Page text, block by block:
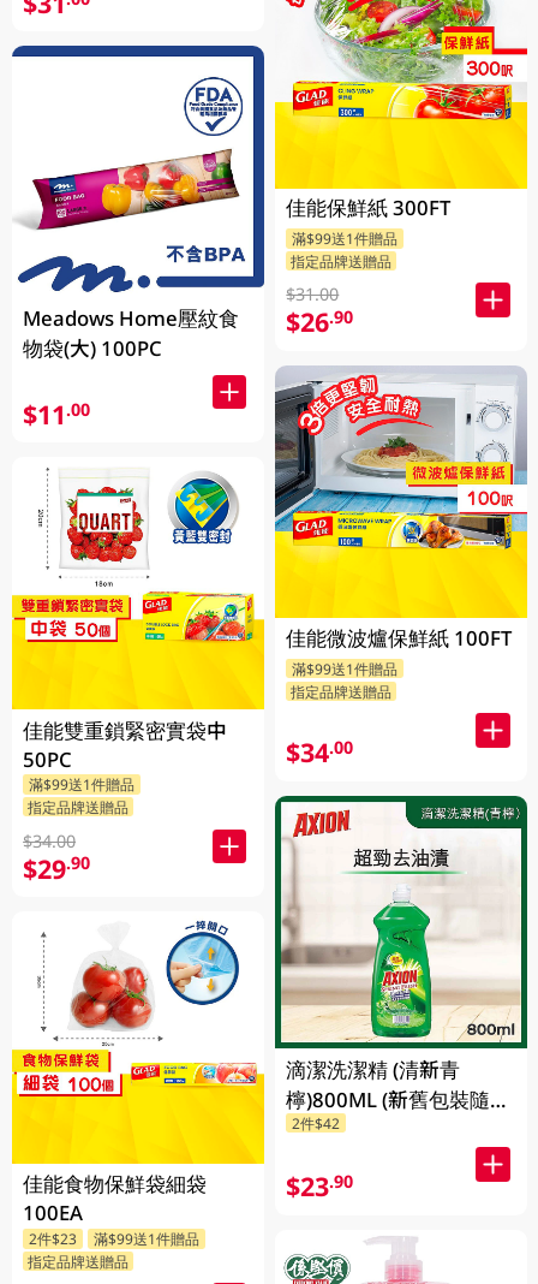
Meadows Home壓紋食
物袋(大) 100PC
$11.00
佳能雙重鎖緊密實袋中
50PC
滿$99送1件贈品
指定品牌送贈品
$34.00
$29.90
佳能食物保鮮袋細袋
100EA
2件$23
滿$99送1件贈品
指定品牌送贈品
佳能保鮮紙 300FT
滿$99送1件贈品
指定品牌送贈品
$31.00
$26.90
佳能微波爐保鮮紙 100FT
滿$99送1件贈品
指定品牌送贈品
$34.00
滴潔洗潔精 (清新青
檸)800ML (新舊包裝隨機
發貨)
2件$42
$23.90